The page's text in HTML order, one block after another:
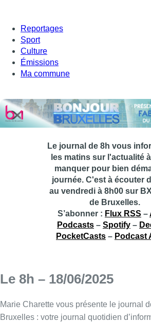
Reportages
Sport
Culture
Émissions
Ma commune
Le journal de 8h vous
les matins sur l'actualité
manquer pour bien
journée. C'est à écouter
au vendredi à 8h00 sur
de Bruxelles.
S’abonner : Flux RSS –
Podcasts– Spotify–
PocketCasts– Podcast
Le 8h – 18/06/2025
Marie Charette vous présente le journal
Bruxelles : votre journal quotidien